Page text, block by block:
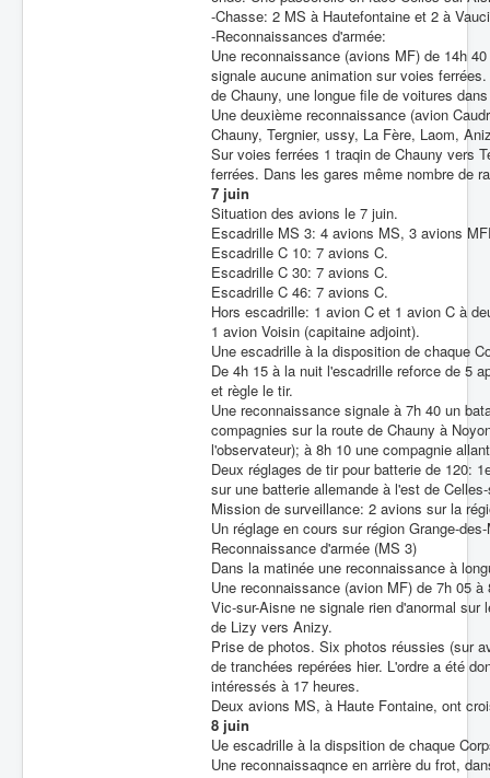
-Chasse: 2 MS à Hautefontaine et 2 à
-Reconnaissances d'armée:
Une reconnaissance (avions MF) de 14h
signale aucune animation sur voies
de Chauny, une longue file de voitures
Une deuxième reconnaissance (avion
Chauny, Tergnier, ussy, La Fère, Laom,
Sur voies ferrées 1 traqin de Chauny vers
ferrées. Dans les gares même nombre de
7 juin
Situation des avions le 7 juin.
Escadrille MS 3: 4 avions MS, 3 avions
Escadrille C 10: 7 avions C.
Escadrille C 30: 7 avions C.
Escadrille C 46: 7 avions C.
Hors escadrille: 1 avion C et 1 avion C à
1 avion Voisin (capitaine adjoint).
Une escadrille à la disposition de chaque
De 4h 15 à la nuit l'escadrille reforce de 5
et règle le tir.
Une reconnaissance signale à 7h 40 un
compagnies sur la route de Chauny à
l'observateur); à 8h 10 une compagnie
Deux réglages de tir pour batterie de 120:
sur une batterie allemande à l'est de
Mission de surveillance: 2 avions sur la
Un réglage en cours sur région Grange-
Reconnaissance d'armée (MS 3)
Dans la matinée une reconnaissance à
Une reconnaissance (avion MF) de 7h 05
Vic-sur-Aisne ne signale rien d'anormal
de Lizy vers Anizy.
Prise de photos. Six photos réussies (sur
de tranchées repérées hier. L'ordre a été
intéressés à 17 heures.
Deux avions MS, à Haute Fontaine, ont
8 juin
Ue escadrille à la dispsition de chaque
Une reconnaissaqnce en arrière du frot,